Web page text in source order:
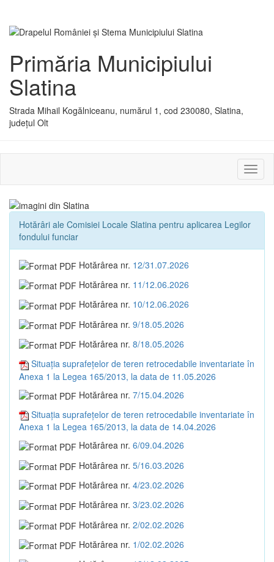
Primăria Municipiului
Slatina
Strada Mihail Kogălniceanu, numărul 1, cod 230080, Slatina,
județul Olt
sau
Hotărâri ale Comisiei Locale Slatina pentru aplicarea Legilor
fondului funciar
Hotărârea nr. 12/31.07.2026
Hotărârea nr. 11/12.06.2026
Hotărârea nr. 10/12.06.2026
Hotărârea nr. 9/18.05.2026
Hotărârea nr. 8/18.05.2026
Situația suprafețelor de teren retrocedabile inventariate în
Anexa 1 la Legea 165/2013, la data de 11.05.2026
Hotărârea nr. 7/15.04.2026
Situația suprafețelor de teren retrocedabile inventariate în
Anexa 1 la Legea 165/2013, la data de 14.04.2026
Hotărârea nr. 6/09.04.2026
Hotărârea nr. 5/16.03.2026
Hotărârea nr. 4/23.02.2026
Hotărârea nr. 3/23.02.2026
Hotărârea nr. 2/02.02.2026
Hotărârea nr. 1/02.02.2026